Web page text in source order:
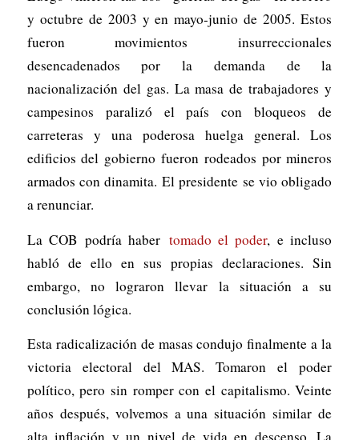
y octubre de 2003 y en mayo-junio de 2005. Estos
fueron movimientos insurreccionales
desencadenados por la demanda de la
nacionalización del gas. La masa de trabajadores y
campesinos paralizó el país con bloqueos de
carreteras y una poderosa huelga general. Los
edificios del gobierno fueron rodeados por mineros
armados con dinamita. El presidente se vio obligado
a renunciar.
La COB podría haber tomado el poder, e incluso
habló de ello en sus propias declaraciones. Sin
embargo, no lograron llevar la situación a su
conclusión lógica.
Esta radicalización de masas condujo finalmente a la
victoria electoral del MAS. Tomaron el poder
político, pero sin romper con el capitalismo. Veinte
años después, volvemos a una situación similar de